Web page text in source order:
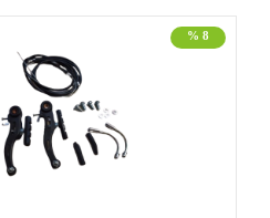
% 8